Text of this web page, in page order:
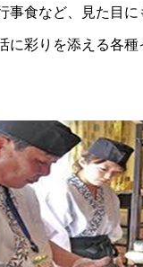
事食など、見た目
彩りを添える各